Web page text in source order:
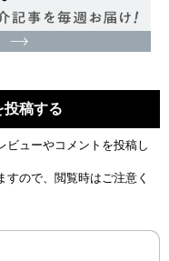
稿する
ビューやコメントを投稿し
ので、閲覧時はご注意く